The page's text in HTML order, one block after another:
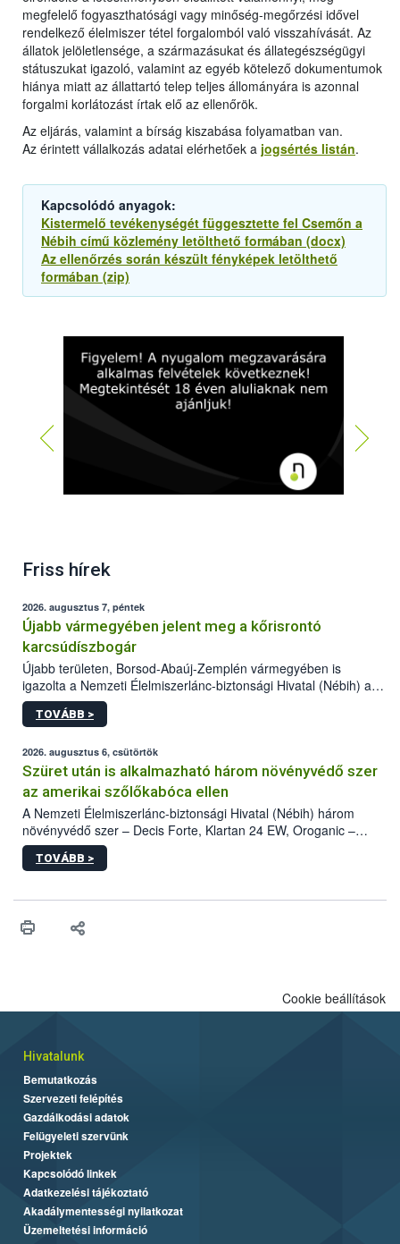
megfelelő fogyaszthatósági vagy minőség-megőrzési idővel
rendelkező élelmiszer tétel forgalomból való visszahívását. Az
állatok jelöletlensége, a származásukat és állategészségügyi
státuszukat igazoló, valamint az egyéb kötelező dokumentumok
hiánya miatt az állattartó telep teljes állományára is azonnal
forgalmi korlátozást írtak elő az ellenőrök.
Az eljárás, valamint a bírság kiszabása folyamatban van.
Az érintett vállalkozás adatai elérhetőek a jogsértés listán.
Kapcsolódó anyagok:
Kistermelő tevékenységét függesztette fel Csemőn a
Nébih című közlemény letölthető formában (docx)
Az ellenőrzés során készült fényképek letölthető
formában (zip)
Friss hírek
2026. augusztus 7, péntek
Újabb vármegyében jelent meg a kőrisrontó
karcsúdíszbogár
Újabb területen, Borsod-Abaúj-Zemplén vármegyében is
igazolta a Nemzeti Élelmiszerlánc-biztonsági Hivatal (Nébih) a
kőrisrontó karcsúdíszbogár (Agrilus planipennis) jelenlétét. A
kártevőt nem csak színcsapdában találták meg, de már fertőzött
az intenzív felderítést, emellett az intézkedéseket a szlovák
hatósággal is összehangolják a terjedés megállítása érdekében.
TOVÁBB >
2026. augusztus 6, csütörtök
Szüret után is alkalmazható három növényvédő szer
az amerikai szőlőkabóca ellen
A Nemzeti Élelmiszerlánc-biztonsági Hivatal (Nébih) három
növényvédő szer – Decis Forte, Klartan 24 EW, Oroganic –
engedélyokiratát módosította, így azok a szüretet követően,
egészen a vesszőérettség (BBCH 91) stádiumáig
érésű szőlőkben is legyen lehetőség a károsító elleni további
felhasználók számára is elérhető és ökológiai termesztésben is
TOVÁBB >
Cookie beállítások
Hivatalunk
Bemutatkozás
Szervezeti felépítés
Gazdálkodási adatok
Felügyeleti szervünk
Projektek
Kapcsolódó linkek
Adatkezelési tájékoztató
Akadálymentességi nyilatkozat
Üzemeltetési információ